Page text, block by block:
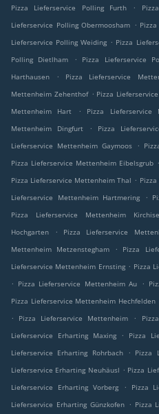
Pizza Lieferservice Polling Furth
.
Lieferservice Polling Obermoosham .
Lieferservice Polling Weiding . Pizza
Polling Dietlham
. Pizza Lieferservice
Harthausen
. Pizza Lieferservice
Mettenheim Zehenthof . Pizza
Mettenheim Hart
. Pizza Lieferservice
Mettenheim Dingfurt
. Pizza
Lieferservice Mettenheim Gaymoos
.
Pizza Lieferservice Mettenheim Eibelsgrub .
Pizza Lieferservice Mettenheim Thal .
Lieferservice Mettenheim Hartmering
.
Pizza Lieferservice Mettenheim
Hochgarten
. Pizza Lieferservice
Mettenheim Metzenstegham
. Pizza
Lieferservice Mettenheim Ernsting . Pizza
. Pizza Lieferservice Mettenheim Au .
Pizza Lieferservice Mettenheim Hechfelden
.
Pizza Lieferservice Mettenheim .
Lieferservice Erharting Maxing
. Pizza
Lieferservice Erharting Rohrbach
. Pizza
Lieferservice Erharting Neuhäusl . Pizza
Lieferservice Erharting Vorberg
. Pizza
Lieferservice Erharting Günzkofen . Pizza